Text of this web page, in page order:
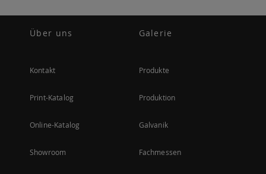
Über uns
Kontakt
Print-Katalog
Online-Katalog
Showroom
Galerie
Produkte
Produktion
Galvanik
Fachmessen